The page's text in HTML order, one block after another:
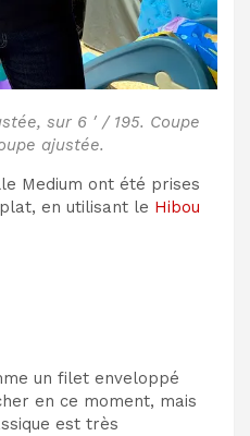
sur 6 ′ / 195. Coupe
ajustée.
Medium ont été prises
en utilisant le Hibou
un filet enveloppé
en ce moment, mais
est très